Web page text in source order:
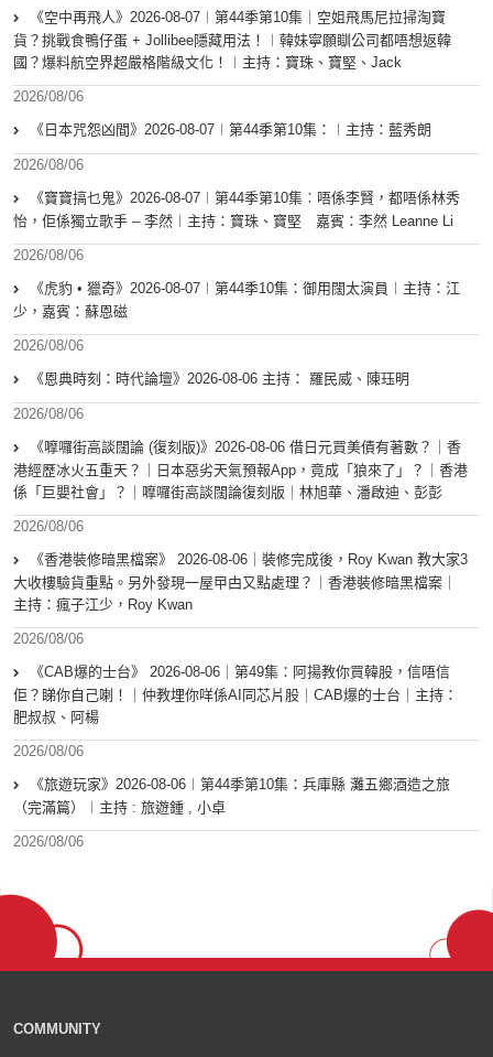
《空中再飛人》2026-08-07︱第44季第10集｜空姐飛馬尼拉掃淘寶
貨？挑戰食鴨仔蛋 + Jollibee隱藏用法！︱韓妹寧願瞓公司都唔想返韓
國？爆料航空界超嚴格階級文化！︱主持：寶珠、寶堅、Jack
2026/08/06
《日本咒怨凶間》2026-08-07︱第44季第10集：︱主持：藍秀朗
2026/08/06
《寶寶搞乜鬼》2026-08-07︱第44季第10集︰唔係李賢，都唔係林秀
怡，佢係獨立歌手 – 李然︱主持：寶珠、寶堅 嘉賓：李然 Leanne Li
2026/08/06
《虎豹 • 獵奇》2026-08-07︱第44季10集：御用闊太演員︱主持：江
少，嘉賓：蘇恩磁
2026/08/06
《恩典時刻：時代論壇》2026-08-06 主持： 羅民威、陳珏明
2026/08/06
《嚤囉街高談闊論 (復刻版)》2026-08-06 借日元買美債有著數？｜香
港經歷冰火五重天？｜日本惡劣天氣預報App，竟成「狼來了」？｜香港
係「巨嬰社會」？｜嚤囉街高談闊論復刻版｜林旭華、潘啟迪、彭彭
2026/08/06
《香港裝修暗黑檔案》 2026-08-06｜裝修完成後，Roy Kwan 教大家3
大收樓驗貨重點。另外發現一屋曱甴又點處理？｜香港裝修暗黑檔案｜
主持：瘋子江少，Roy Kwan
2026/08/06
《CAB爆的士台》 2026-08-06｜第49集：阿揚教你買韓股，信唔信
佢？睇你自己喇！｜仲教埋你咩係AI同芯片股｜CAB爆的士台｜主持：
肥叔叔、阿楊
2026/08/06
《旅遊玩家》2026-08-06︱第44季第10集：兵庫縣 灘五鄉酒造之旅
（完滿篇）︱主持 : 旅遊鍾 , 小卓
2026/08/06
COMMUNITY